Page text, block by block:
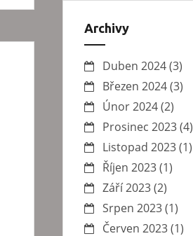
Archivy
Duben 2024(3)
Březen 2024(3)
Únor 2024(2)
Prosinec 2023(4)
Listopad 2023(1)
Říjen 2023(1)
Září 2023(2)
Srpen 2023(1)
Červen 2023(1)